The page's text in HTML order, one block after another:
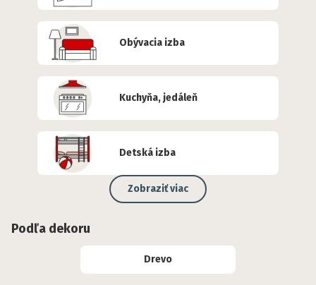
Obývacia izba
Kuchyňa, jedáleň
Detská izba
Zobraziť viac
Podľa dekoru
Drevo